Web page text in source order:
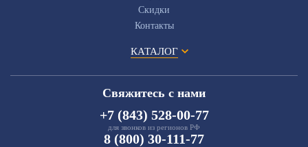
Скидки
Контакты
КАТАЛОГ
Свяжитесь с нами
+7 (843) 528-00-77
для звонков из регионов РФ
8 (800) 30-111-77